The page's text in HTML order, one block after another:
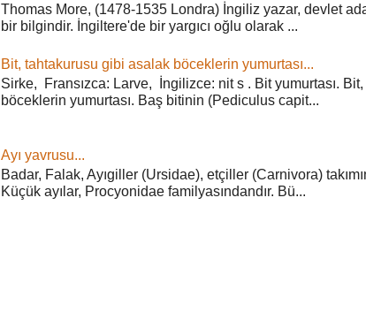
Thomas More, (1478-1535 Londra) İngiliz yazar, devlet
bir bilgindir. İngiltere'de bir yargıcı oğlu olarak ...
Bit, tahtakurusu gibi asalak böceklerin yumurtası...
Sirke, Fransızca: Larve, İngilizce: nit s . Bit yumurtası.
böceklerin yumurtası. Baş bitinin (Pediculus capit...
Ayı yavrusu...
Badar, Falak, Ayıgiller (Ursidae), etçiller (Carnivora)
Küçük ayılar, Procyonidae familyasındandır. Bü...